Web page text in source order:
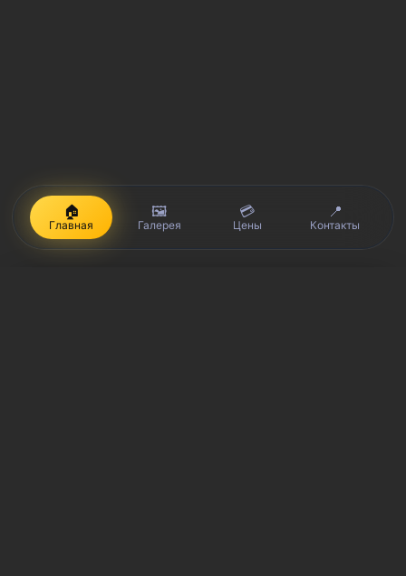
🏠
Главная
🖼️
Галерея
💳
Цены
📍
Контакты